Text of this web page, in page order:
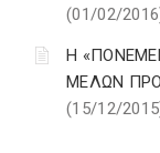
(01/02/
Η
ΜΕΛΩΝ
(15/12/